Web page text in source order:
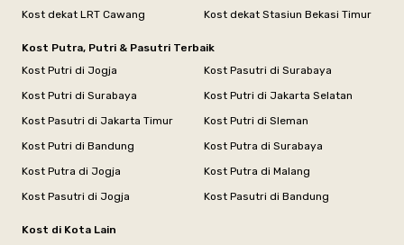
Kost dekat LRT Cawang
Kost dekat Stasiun Bekasi Timur
Kost Putra, Putri & Pasutri Terbaik
Kost Putri di Jogja
Kost Pasutri di Surabaya
Kost Putri di Surabaya
Kost Putri di Jakarta Selatan
Kost Pasutri di Jakarta Timur
Kost Putri di Sleman
Kost Putri di Bandung
Kost Putra di Surabaya
Kost Putra di Jogja
Kost Putra di Malang
Kost Pasutri di Jogja
Kost Pasutri di Bandung
Kost di Kota Lain